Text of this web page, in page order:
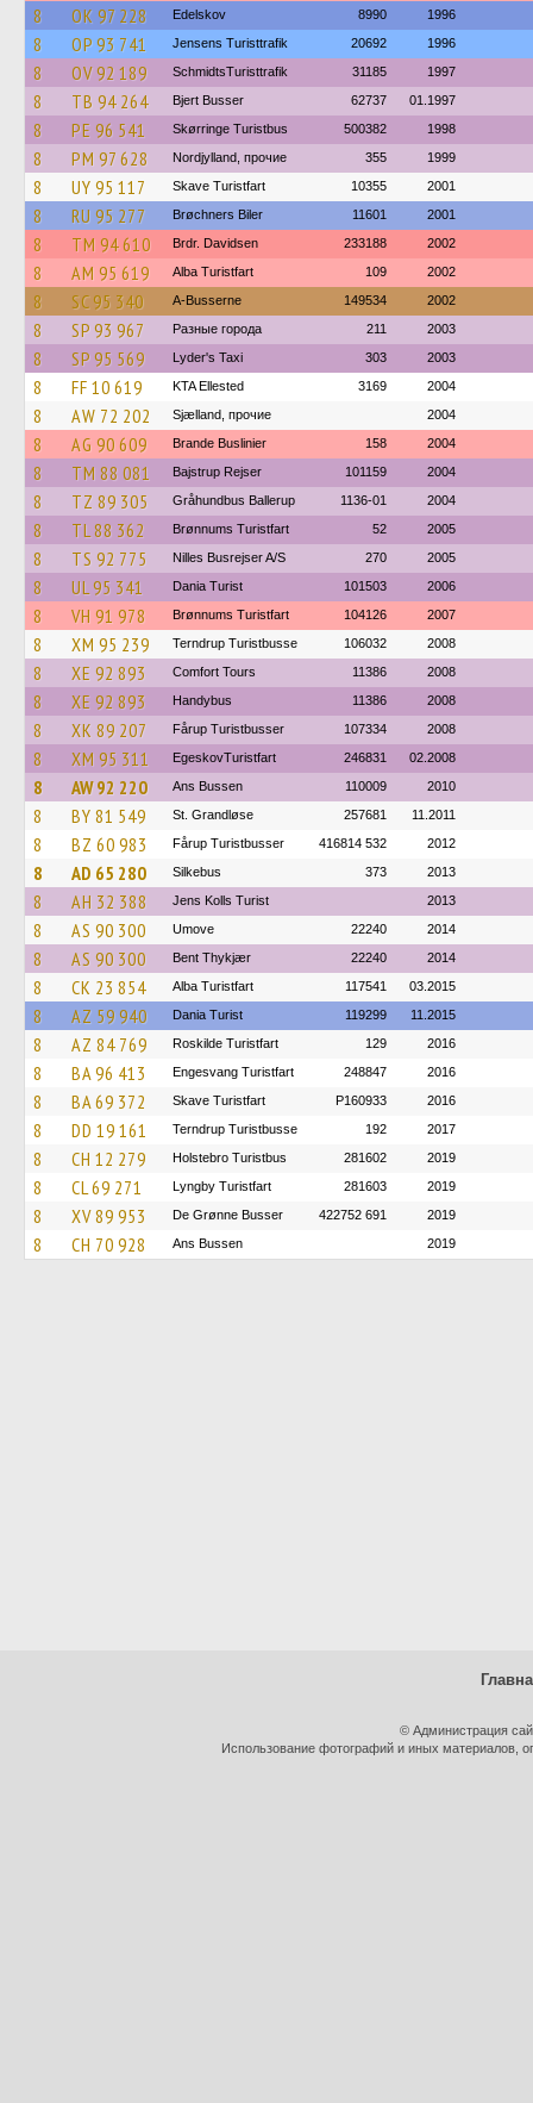
8 OK 97 228 Edelskov 8990 1996
8 OP 93 741 Jensens Turisttrafik 20692 1996
8 OV 92 189 SchmidtsTuristtrafik 31185 1997
8 TB 94 264 Bjert Busser 62737 01.1997
8 PE 96 541 Skørringe Turistbus 500382 1998
8 PM 97 628 Nordjylland, прочие 355 1999
8 UY 95 117 Skave Turistfart 10355 2001
8 RU 95 277 Brøchners Biler 11601 2001
8 TM 94 610 Brdr. Davidsen 233188 2002
8 AM 95 619 Alba Turistfart 109 2002
8 SC 95 340 A-Busserne 149534 2002
8 SP 93 967 Разные города 211 2003
8 SP 95 569 Lyder's Taxi 303 2003
8 FF 10 619 KTA Ellested 3169 2004
8 AW 72 202 Sjælland, прочие 2004
8 AG 90 609 Brande Buslinier 158 2004
8 TM 88 081 Bajstrup Rejser 101159 2004
8 TZ 89 305 Gråhundbus Ballerup 1136-01 2004
8 TL 88 362 Brønnums Turistfart 52 2005
8 TS 92 775 Nilles Busrejser A/S 270 2005
8 UL 95 341 Dania Turist 101503 2006
8 VH 91 978 Brønnums Turistfart 104126 2007
8 XM 95 239 Terndrup Turistbusse 106032 2008
8 XE 92 893 Comfort Tours 11386 2008
8 XE 92 893 Handybus 11386 2008
8 XK 89 207 Fårup Turistbusser 107334 2008
8 XM 95 311 EgeskovTuristfart 246831 02.2008
8 AW 92 220 Ans Bussen 110009 2010
8 BY 81 549 St. Grandløse 257681 11.2011
8 BZ 60 983 Fårup Turistbusser 416814 532 2012
8 AD 65 280 Silkebus 373 2013
8 AH 32 388 Jens Kolls Turist 2013
8 AS 90 300 Umove 22240 2014
8 AS 90 300 Bent Thykjær 22240 2014
8 CK 23 854 Alba Turistfart 117541 03.2015
8 AZ 59 940 Dania Turist 119299 11.2015
8 AZ 84 769 Roskilde Turistfart 129 2016
8 BA 96 413 Engesvang Turistfart 248847 2016
8 BA 69 372 Skave Turistfart P160933 2016
8 DD 19 161 Terndrup Turistbusse 192 2017
8 CH 12 279 Holstebro Turistbus 281602 2019
8 CL 69 271 Lyngby Turistfart 281603 2019
8 XV 89 953 De Grønne Busser 422752 691 2019
8 CH 70 928 Ans Bussen 2019
© Администрация
Использование фотографий и иных материалов,